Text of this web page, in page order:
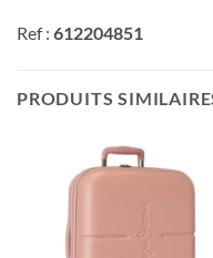
Ref : 612204851
PRODUITS